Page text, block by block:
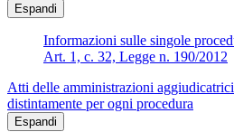
Espandi
Informazioni sulle singole
Art. 1, c. 32, Legge n. 190/2012
Atti delle amministrazioni
distintamente per ogni procedura
Espandi